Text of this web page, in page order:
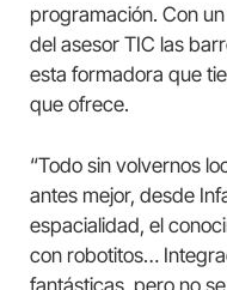
programación. Con
del asesor TIC las
esta formadora que
que ofrece.
“Todo sin volvernos
antes mejor, desde
espacialidad, el
con robotitos…